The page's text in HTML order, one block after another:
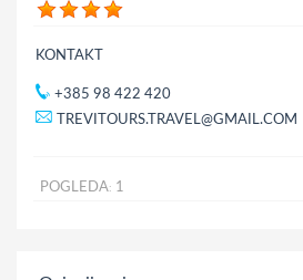
KONTAKT
+385 98 422 420
TREVITOURS.TRAVEL@GMAIL.COM
POGLEDA: 1